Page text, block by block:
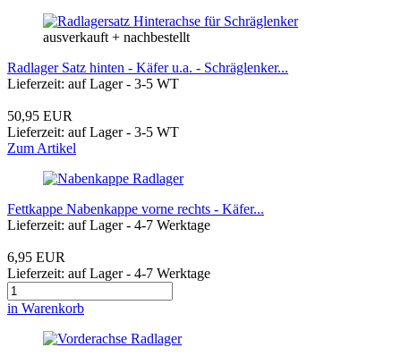
ausverkauft + nachbestellt
Radlager Satz hinten - Käfer u.a. - Schräglenker...
Lieferzeit: auf Lager - 3-5 WT
50,95 EUR
Lieferzeit: auf Lager - 3-5 WT
Zum Artikel
Fettkappe Nabenkappe vorne rechts - Käfer...
Lieferzeit: auf Lager - 4-7 Werktage
6,95 EUR
Lieferzeit: auf Lager - 4-7 Werktage
in Warenkorb